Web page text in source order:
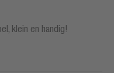
klein en handig!